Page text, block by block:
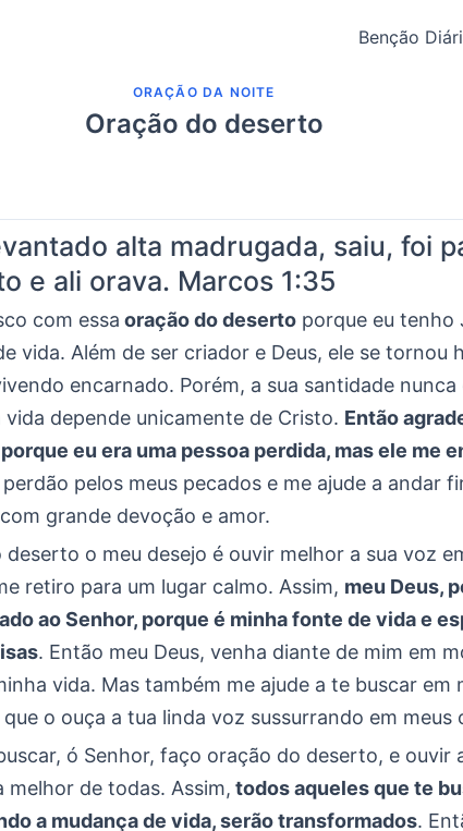
Benção
ORAÇÃO DA NOITE
Oração do deserto
alta madrugada, saiu, foi
e ali orava. Marcos 1:35
com essa oração do deserto porque eu tenho
vida. Além de ser criador e Deus, ele se tornou
encarnado. Porém, a sua santidade nunca
vida depende unicamente de Cristo. Então
eu era uma pessoa perdida, mas ele me
pelos meus pecados e me ajude a andar
grande devoção e amor.
deserto o meu desejo é ouvir melhor a sua voz
retiro para um lugar calmo. Assim, meu Deus,
ao Senhor, porque é minha fonte de vida e
. Então meu Deus, venha diante de mim em
vida. Mas também me ajude a te buscar em
o ouça a tua linda voz sussurrando em meus
ó Senhor, faço oração do deserto, e ouvir
melhor de todas. Assim, todos aqueles que te
a mudança de vida, serão transformados.